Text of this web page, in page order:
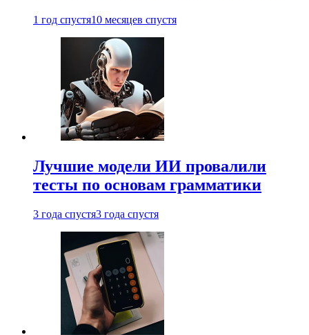
1 год спустя10 месяцев спустя
Лучшие модели ИИ провалили
тесты по основам грамматики
3 года спустя3 года спустя